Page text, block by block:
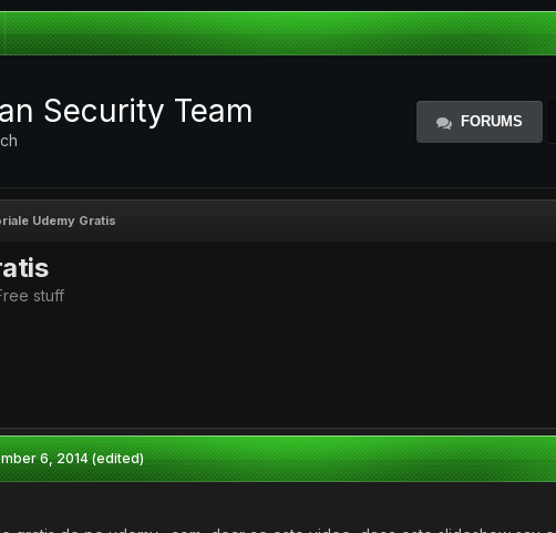
Security Team FORUMS
Udemy Gratis
stuff
6, 2014 (edited)